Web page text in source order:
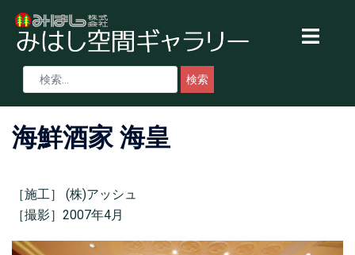
海鮮酒家 海皇
［施工］ (株)アッシュ
［撮影］2007年4月